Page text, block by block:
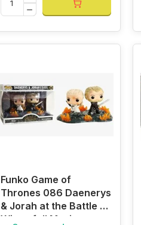
Funko Game of
Thrones 086 Daenerys
& Jorah at the Battle of
Winterfell Movie